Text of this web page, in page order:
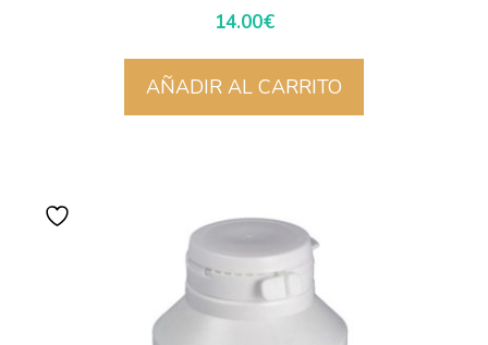
14.00€
AÑADIR AL CARRITO